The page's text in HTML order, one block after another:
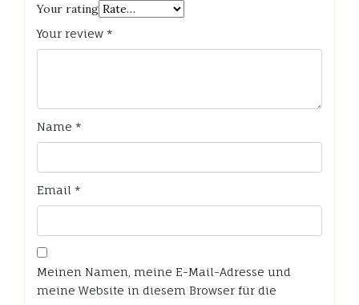
Your rating
Your review *
Name *
Email *
Meinen Namen, meine E-Mail-Adresse und
meine Website in diesem Browser für die